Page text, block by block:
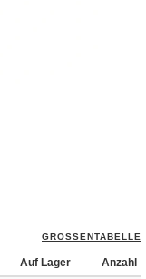
GRÖSSENTABELLE
Auf Lager Anzahl